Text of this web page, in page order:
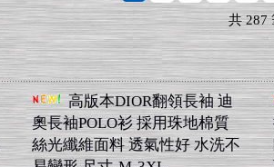
共287
高版本DIOR翻領長袖 迪
奧長袖POLO衫 採用珠地棉質
絲光纖維面料 透氣性好 水洗不